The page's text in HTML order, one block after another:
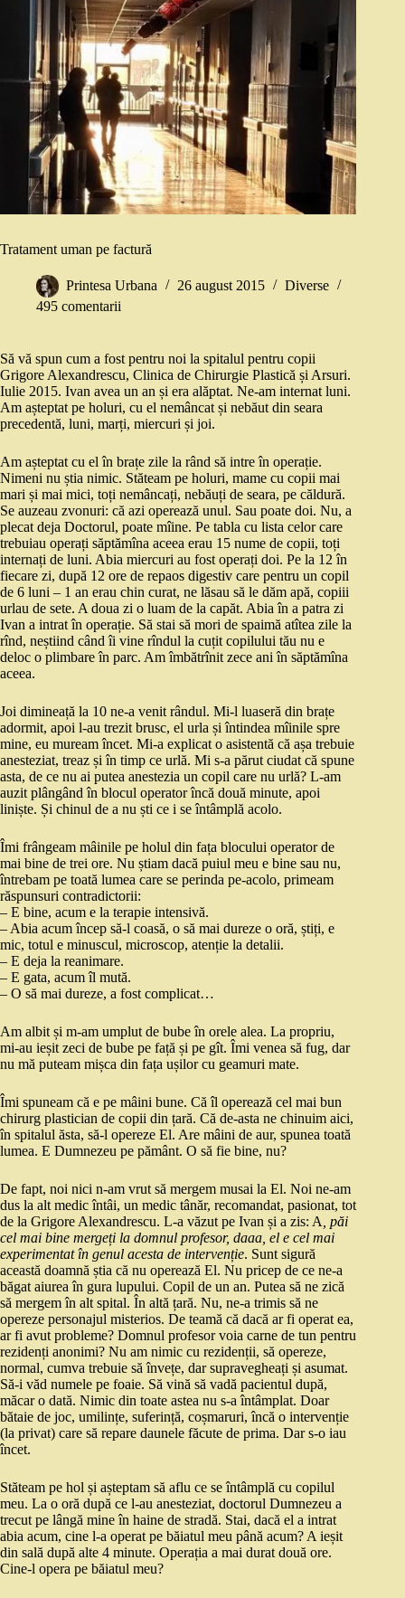
Tratament uman pe factură
Printesa Urbana 26 august 2015
Diverse
495 comentarii
Să vă spun cum a fost pentru noi la spitalul pentru copii
Grigore Alexandrescu, Clinica de Chirurgie Plastică și Arsuri.
Iulie 2015. Ivan avea un an și era alăptat. Ne-am internat luni.
Am așteptat pe holuri, cu el nemâncat și nebăut din seara
precedentă, luni, marți, miercuri și joi.
Am așteptat cu el în brațe zile la rând să intre în operație.
Nimeni nu știa nimic. Stăteam pe holuri, mame cu copii mai
mari și mai mici, toți nemâncați, nebăuți de seara, pe căldură.
Se auzeau zvonuri: că azi operează unul. Sau poate doi. Nu, a
plecat deja Doctorul, poate mîine. Pe tabla cu lista celor care
trebuiau operați săptămîna aceea erau 15 nume de copii, toți
internați de luni. Abia miercuri au fost operați doi. Pe la 12 în
fiecare zi, după 12 ore de repaos digestiv care pentru un copil
de 6 luni – 1 an erau chin curat, ne lăsau să le dăm apă, copiii
urlau de sete. A doua zi o luam de la capăt. Abia în a patra zi
Ivan a intrat în operație. Să stai să mori de spaimă atîtea zile la
rînd, neștiind când îi vine rîndul la cuțit copilului tău nu e
deloc o plimbare în parc. Am îmbătrînit zece ani în săptămîna
aceea.
Joi dimineață la 10 ne-a venit rândul. Mi-l luaseră din brațe
adormit, apoi l-au trezit brusc, el urla și întindea mîinile spre
mine, eu muream încet. Mi-a explicat o asistentă că așa trebuie
anesteziat, treaz și în timp ce urlă. Mi s-a părut ciudat că spune
asta, de ce nu ai putea anestezia un copil care nu urlă? L-am
auzit plângând în blocul operator încă două minute, apoi
liniște. Și chinul de a nu ști ce i se întâmplă acolo.
Îmi frângeam mâinile pe holul din fața blocului operator de
mai bine de trei ore. Nu știam dacă puiul meu e bine sau nu,
întrebam pe toată lumea care se perinda pe-acolo, primeam
răspunsuri contradictorii:
– E bine, acum e la terapie intensivă.
– Abia acum încep să-l coasă, o să mai dureze o oră, știți, e
mic, totul e minuscul, microscop, atenție la detalii.
– E deja la reanimare.
– E gata, acum îl mută.
– O să mai dureze, a fost complicat…
Am albit și m-am umplut de bube în orele alea. La propriu,
mi-au ieșit zeci de bube pe față și pe gît. Îmi venea să fug, dar
nu mă puteam mișca din fața ușilor cu geamuri mate.
Îmi spuneam că e pe mâini bune. Că îl operează cel mai bun
chirurg plastician de copii din țară. Că de-asta ne chinuim aici,
în spitalul ăsta, să-l opereze El. Are mâini de aur, spunea toată
lumea. E Dumnezeu pe pământ. O să fie bine, nu?
De fapt, noi nici n-am vrut să mergem musai la El. Noi ne-am
dus la alt medic întâi, un medic tânăr, recomandat, pasionat, tot
de la Grigore Alexandrescu. L-a văzut pe Ivan și a zis: A , păi
cel mai bine mergeți la domnul profesor, daaa, el e cel mai
experimentat în genul acesta de intervenție. Sunt sigură
această doamnă știa că nu operează El. Nu pricep de ce ne-a
băgat aiurea în gura lupului. Copil de un an. Putea să ne zică
să mergem în alt spital. În altă țară. Nu, ne-a trimis să ne
opereze personajul misterios. De teamă că dacă ar fi operat ea,
ar fi avut probleme? Domnul profesor voia carne de tun pentru
rezidenți anonimi? Nu am nimic cu rezidenții, să opereze,
normal, cumva trebuie să învețe, dar supravegheați și asumat.
Să-i văd numele pe foaie. Să vină să vadă pacientul după,
măcar o dată. Nimic din toate astea nu s-a întâmplat. Doar
bătaie de joc, umilințe, suferință, coșmaruri, încă o intervenție
(la privat) care să repare daunele făcute de prima. Dar s-o iau
încet.
Stăteam pe hol și așteptam să aflu ce se întâmplă cu copilul
meu. La o oră după ce l-au anesteziat, doctorul Dumnezeu a
trecut pe lângă mine în haine de stradă. Stai, dacă el a intrat
abia acum, cine l-a operat pe băiatul meu până acum? A ieșit
din sală după alte 4 minute. Operația a mai durat două ore.
Cine-l opera pe băiatul meu?